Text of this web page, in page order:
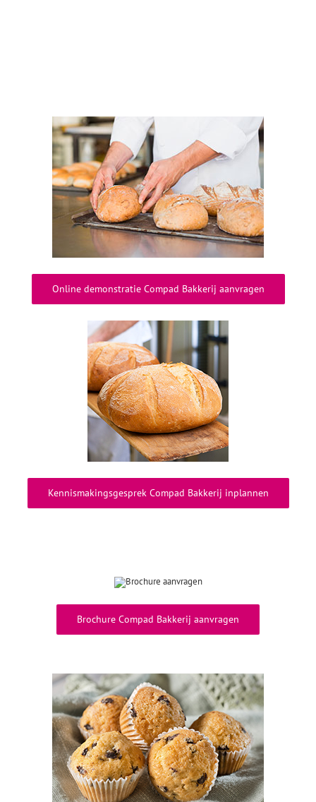
Online demonstratie Compad Bakkerij aanvragen
Kennismakingsgesprek Compad Bakkerij inplannen
Brochure Compad Bakkerij aanvragen